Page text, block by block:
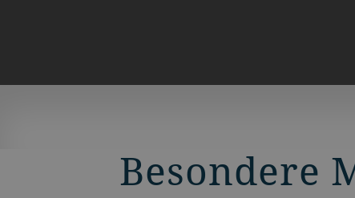
Besondere